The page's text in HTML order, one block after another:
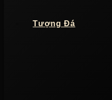
Tượng Đá